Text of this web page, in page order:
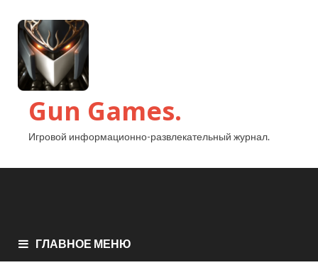
Gun Games.
Игровой информационно-развлекательный журнал.
ГЛАВНОЕ МЕНЮ